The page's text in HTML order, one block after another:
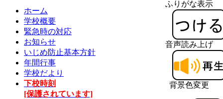
ふりがな表示
音声読み上げ
背景色変更
ホーム
学校概要
緊急時の対応
お知らせ
いじめ防止基本方針
年間行事
学校だより
下校時刻
[保護されています]